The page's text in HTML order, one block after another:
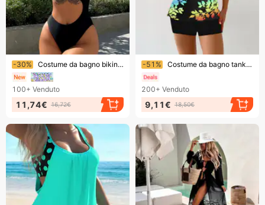
Finendo presto!
-30% Costume da bagno bikini sexy da donna intero
100+ Venduto
11,74€ 16,72€
Finendo presto!
-51% Costume da bagno tankini taglie forti alla moda per donna - Stampa floreale, comodo ed elegante costume da bagno due pezzi
200+ Venduto
9,11€ 18,50€